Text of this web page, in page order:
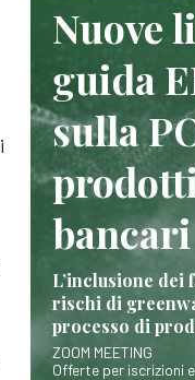
Nuove
guida
sulla
bancari
L’inclusione dei
rischi di
processo di
ZOOM MEETING
Offerte per iscrizioni